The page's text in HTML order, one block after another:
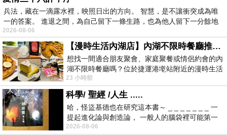
回到正題，【靈鏡傳奇】裡有令人辛酸的愛情故
事，有令人敬佩的崇高人格，有顛撲不破的普世價
值，也有令人陷入迷網的兩難抉擇。
戲裡鋪陳了五段愛情故事，隨著劇情的推進，透過
主角的遭遇及心情轉折，巧妙的對人性做了最嚴苛
的試探。地獄岩邊一場挽救童氏族人滅頂之災的生
死戰，拉開了『神魔』及『善惡』對抗的序幕，
兵法，藏在一滴露水裡，映照日出的方向。 智慧，是不讓衝突成為唯
一的答案。 進退之間，為自己留下一條生路，也為他人留下一分餘地
2026-08-06
【漫時生活內湖店】內湖不限時餐廳推薦｜捷運港墘站美食，聚餐、約會、家庭聚會首選，正餐甜點一次滿足
想找一間適合朋友聚會、家庭聚餐或情侶約會的內
湖不限時餐廳嗎？位於捷運港墘站附近的漫時生活
內湖店，從捷運站步行約4分鐘即可抵
23 小時前
科學/ 聖經 /人生 .....
哈，怪盜基德也在研究這本書～ _ _ _ _ _ _ _ 一
提起進化論與創造論， 一般人的腦袋裡可能第一
時間就有「 進化論很科
2026-08-06